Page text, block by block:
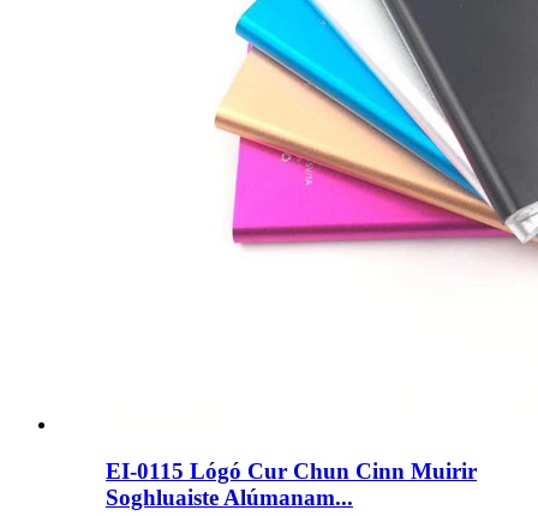
EI-0115 Lógó Cur Chun Cinn Muirir
Soghluaiste Alúmanam...